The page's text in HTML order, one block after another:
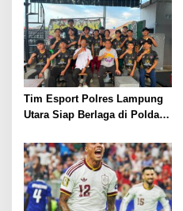
Tim Esport Polres Lampung
Utara Siap Berlaga di Polda
pada Lomba HUT
Bhayangkara ke-80